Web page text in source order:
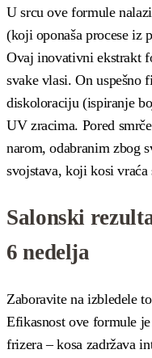
U srcu ove formule
(koji oponaša procese iz
Ovaj inovativni ekstrakt
svake vlasi. On uspešno
diskoloraciju (ispiranje
UV zracima. Pored
narom, odabranim zbog
svojstava, koji kosi
Salonski
6 nedelja
Zaboravite na izbledele
Efikasnost ove formule
frizera – kosa zadržava